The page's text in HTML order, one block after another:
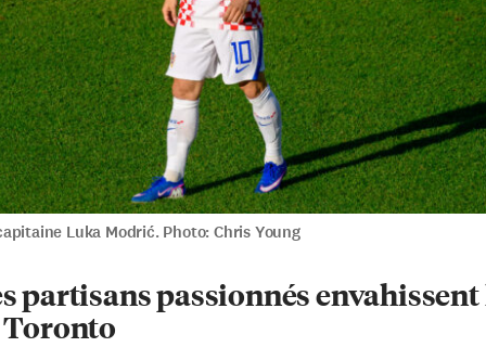
Luka Modrić. Photo: Chris Young
partisans passionnés envahissent
Toronto